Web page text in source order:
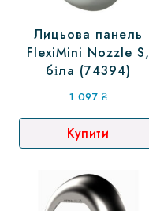
Лицьова панель
FlexiMini Nozzle S,
біла (74394)
1 097 ₴
Купити